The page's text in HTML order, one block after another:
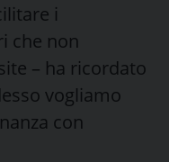
i
che non
– ha ricordato
vogliamo
con